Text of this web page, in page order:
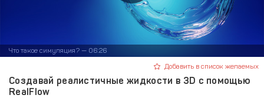
Что такое симуляция? — 06:26
Добавить в список желаемых
Создавай реалистичные жидкости в 3D с помощью
RealFlow